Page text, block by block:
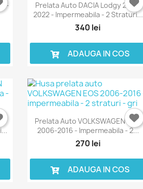
-
Prelata Auto DACIA Lodgy 2012-
2022 - Impermeabila - 2 Straturi...
340 lei
ADAUGA IN COS
Prelata Auto VOLKSWAGEN EOS
2006-2016 - Impermeabila - 2...
270 lei
ADAUGA IN COS